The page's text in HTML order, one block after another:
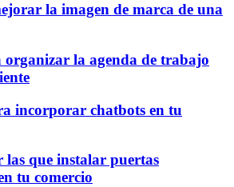
la imagen de marca de una
organizar la agenda de trabajo
incorporar chatbots en tu
las que instalar puertas
tu comercio